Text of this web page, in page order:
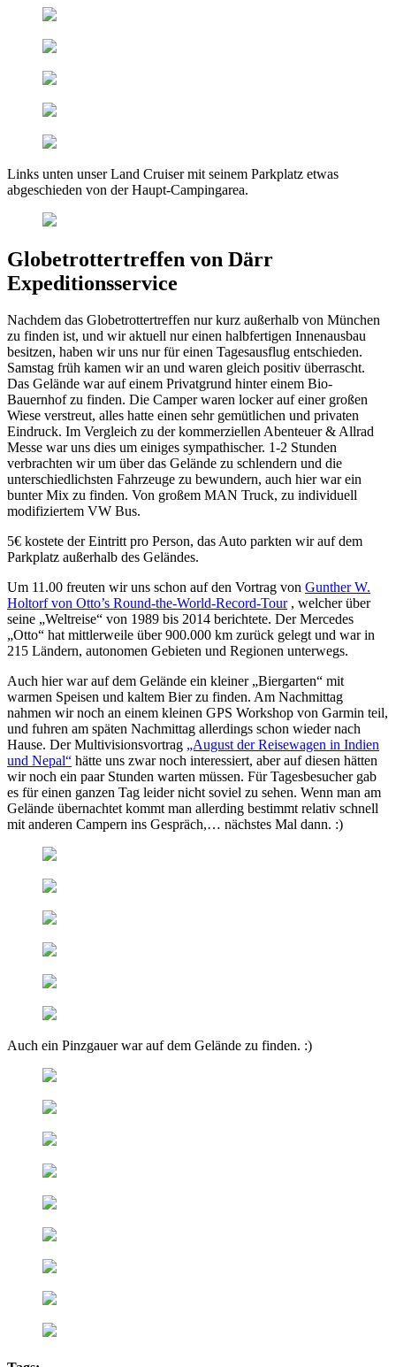
Links unten unser Land Cruiser mit seinem Parkplatz etwas
abgeschieden von der Haupt-Campingarea.
Globetrottertreffen von Därr
Expeditionsservice
Nachdem das Globetrottertreffen nur kurz außerhalb von München
zu finden ist, und wir aktuell nur einen halbfertigen Innenausbau
besitzen, haben wir uns nur für einen Tagesausflug entschieden.
Samstag früh kamen wir an und waren gleich positiv überrascht.
Das Gelände war auf einem Privatgrund hinter einem Bio-
Bauernhof zu finden. Die Camper waren locker auf einer großen
Wiese verstreut, alles hatte einen sehr gemütlichen und privaten
Eindruck. Im Vergleich zu der kommerziellen Abenteuer & Allrad
Messe war uns dies um einiges sympathischer. 1-2 Stunden
verbrachten wir um über das Gelände zu schlendern und die
unterschiedlichsten Fahrzeuge zu bewundern, auch hier war ein
bunter Mix zu finden. Von großem MAN Truck, zu individuell
modifiziertem VW Bus.
5€ kostete der Eintritt pro Person, das Auto parkten wir auf dem
Parkplatz außerhalb des Geländes.
Um 11.00 freuten wir uns schon auf den Vortrag von Gunther W.
Holtorf von Otto’s Round-the-World-Record-Tour, welcher über
seine „Weltreise“ von 1989 bis 2014 berichtete. Der Mercedes
„Otto“ hat mittlerweile über 900.000 km zurück gelegt und war in
215 Ländern, autonomen Gebieten und Regionen unterwegs.
Auch hier war auf dem Gelände ein kleiner „Biergarten“ mit
warmen Speisen und kaltem Bier zu finden. Am Nachmittag
nahmen wir noch an einem kleinen GPS Workshop von Garmin teil,
und fuhren am späten Nachmittag allerdings schon wieder nach
Hause. Der Multivisionsvortrag „August der Reisewagen in Indien
und Nepal“ hätte uns zwar noch interessiert, aber auf diesen hätten
wir noch ein paar Stunden warten müssen. Für Tagesbesucher gab
es für einen ganzen Tag leider nicht soviel zu sehen. Wenn man am
Gelände übernachtet kommt man allerding bestimmt relativ schnell
mit anderen Campern ins Gespräch,… nächstes Mal dann. :)
Auch ein Pinzgauer war auf dem Gelände zu finden. :)